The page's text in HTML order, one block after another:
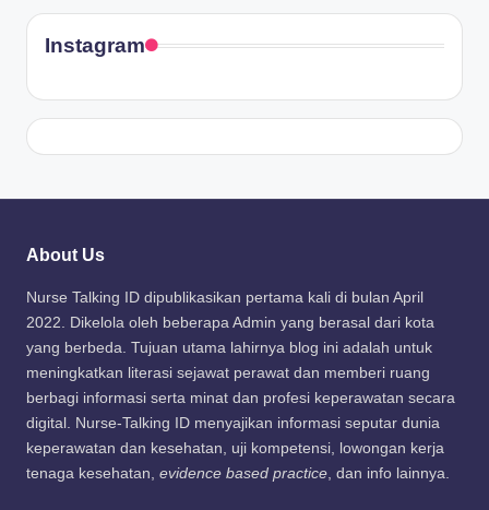
Instagram
About Us
Nurse Talking ID dipublikasikan pertama kali di bulan April
2022. Dikelola oleh beberapa Admin yang berasal dari kota
yang berbeda. Tujuan utama lahirnya blog ini adalah untuk
meningkatkan literasi sejawat perawat dan memberi ruang
berbagi informasi serta minat dan profesi keperawatan secara
digital. Nurse-Talking ID menyajikan informasi seputar dunia
keperawatan dan kesehatan, uji kompetensi, lowongan kerja
tenaga kesehatan, evidence based practice, dan info lainnya.